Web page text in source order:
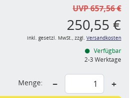
UVP 657,56 €
250,55 €
inkl. gesetzl. MwSt., zzgl. Versandkosten
Verfügbar
2-3 Werktage
Menge: − +